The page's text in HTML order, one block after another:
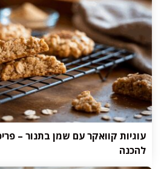
עוגיות קוואקר עם שמן בתנור –
להכנה